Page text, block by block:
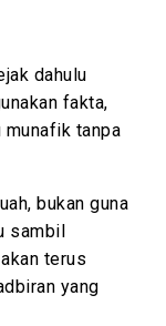
dahulu
fakta,
tanpa
bukan guna
sambil
terus
yang